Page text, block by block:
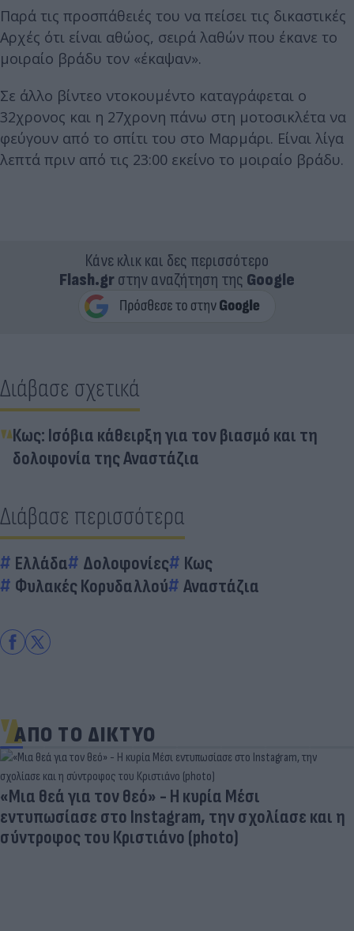
Παρά τις προσπάθειές του να πείσει τις δικαστικές
Αρχές ότι είναι αθώος, σειρά λαθών που έκανε το
μοιραίο βράδυ τον «έκαψαν».
Σε άλλο βίντεο ντοκουμέντο καταγράφεται ο
32χρονος και η 27χρονη πάνω στη μοτοσικλέτα να
φεύγουν από το σπίτι του στο Μαρμάρι. Είναι λίγα
λεπτά πριν από τις 23:00 εκείνο το μοιραίο βράδυ.
Κάνε κλικ και δες περισσότερο
Flash.grστην αναζήτηση της Google
Διάβασε σχετικά
Κως: Ισόβια κάθειρξη για τον βιασμό και τη
δολοφονία της Αναστάζια
Διάβασε περισσότερα
Ελλάδα Δολοφονίες
Κως
Φυλακές Κορυδαλλού
Αναστάζια
ΑΠΟ ΤΟ ΔΙΚΤΥΟ
«Μια θεά για τον θεό» - Η κυρία Μέσι
εντυπωσίασε στο Instagram, την σχολίασε και η
σύντροφος του Κριστιάνο (photo)